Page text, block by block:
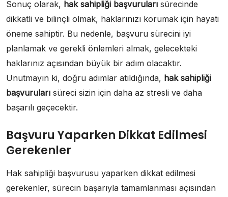
Sonuç olarak, hak sahipliği başvuruları sürecinde
dikkatli ve bilinçli olmak, haklarınızı korumak için hayati
öneme sahiptir. Bu nedenle, başvuru sürecini iyi
planlamak ve gerekli önlemleri almak, gelecekteki
haklarınız açısından büyük bir adım olacaktır.
Unutmayın ki, doğru adımlar atıldığında, hak sahipliği
başvuruları süreci sizin için daha az stresli ve daha
başarılı geçecektir.
Başvuru Yaparken Dikkat Edilmesi
Gerekenler
Hak sahipliği başvurusu yaparken dikkat edilmesi
gerekenler, sürecin başarıyla tamamlanması açısından